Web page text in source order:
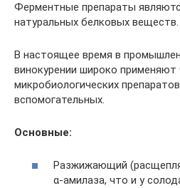
Ферментные препараты
натуральных белковых веществ.
В настоящее время в
винокурении широко
микробиологических
вспомогательных.
Основные:
Разжижающий
α-амилаза, что и у